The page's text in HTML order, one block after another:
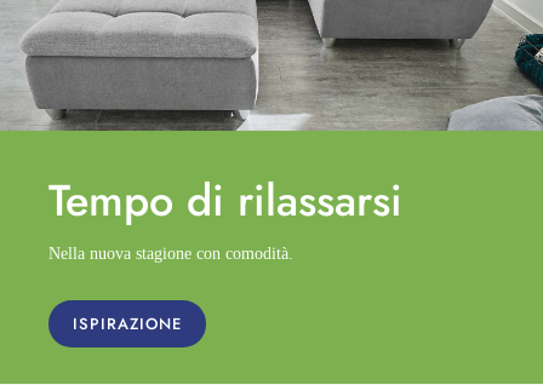
Tempo di rilassarsi
Nella nuova stagione con comodità.
ISPIRAZIONE